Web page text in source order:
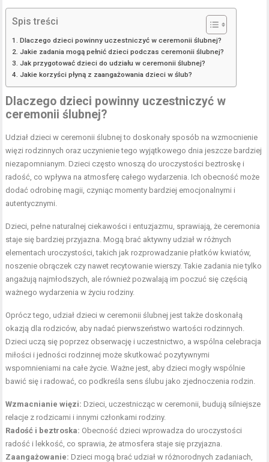
Spis treści
Dlaczego dzieci powinny uczestniczyć w ceremonii ślubnej?
Jakie zadania mogą pełnić dzieci podczas ceremonii ślubnej?
Jak przygotować dzieci do udziału w ceremonii ślubnej?
Jakie korzyści płyną z zaangażowania dzieci w ślub?
Dlaczego dzieci powinny uczestniczyć w
ceremonii ślubnej?
Udział dzieci w ceremonii ślubnej to doskonały sposób na wzmocnienie
więzi rodzinnych oraz uczynienie tego wyjątkowego dnia jeszcze bardziej
niezapomnianym. Dzieci często wnoszą do uroczystości beztroskę i
radość, co wpływa na atmosferę całego wydarzenia. Ich obecność może
dodać odrobinę magii, czyniąc momenty bardziej emocjonalnymi i
autentycznymi.
Dzieci, pełne naturalnej ciekawości i entuzjazmu, sprawiają, że ceremonia
staje się bardziej przyjazna. Mogą brać aktywny udział w różnych
elementach uroczystości, takich jak rozprowadzanie płatków kwiatów,
noszenie obrączek czy nawet recytowanie wierszy. Takie zadania nie tylko
angażują najmłodszych, ale również pozwalają im poczuć się częścią
ważnego wydarzenia w życiu rodziny.
Oprócz tego, udział dzieci w ceremonii ślubnej jest także doskonałą
okazją dla rodziców, aby nadać pierwszeństwo wartości rodzinnych.
Dzieci uczą się poprzez obserwację i uczestnictwo, a wspólna celebracja
miłości i jedności rodzinnej może skutkować pozytywnymi
wspomnieniami na całe życie. Ważne jest, aby dzieci mogły wspólnie
bawić się i radować, co podkreśla sens ślubu jako zjednoczenia rodzin.
Wzmacnianie więzi: Dzieci, uczestnicząc w ceremonii, budują silniejsze
relacje z rodzicami i innymi członkami rodziny.
Radość i beztroska: Obecność dzieci wprowadza do uroczystości
radość i lekkość, co sprawia, że atmosfera staje się przyjazna.
Zaangażowanie: Dzieci mogą brać udział w różnorodnych zadaniach,